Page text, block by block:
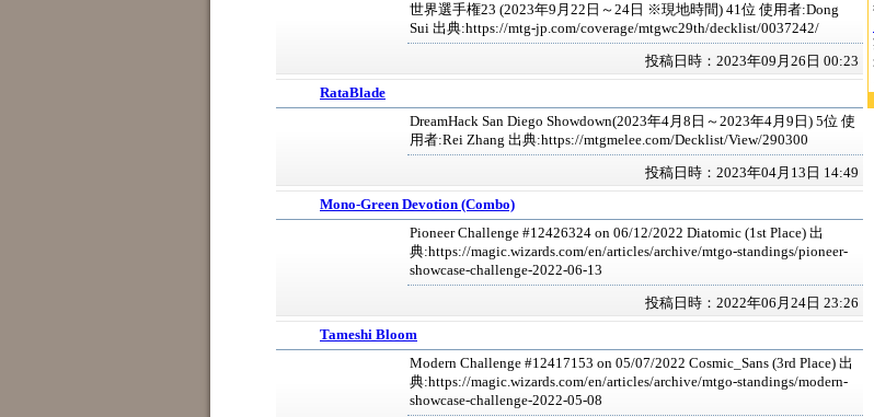
世界選手権23 (2023年9月22日～24日 ※現地時間) 41位 使用者:Dong
Sui 出典:https://mtg-jp.com/coverage/mtgwc29th/decklist/0037242/
投稿日時：2023年09月26日 00:23
RataBlade
DreamHack San Diego Showdown(2023年4月8日～2023年4月9日) 5位 使
用者:Rei Zhang 出典:https://mtgmelee.com/Decklist/View/290300
投稿日時：2023年04月13日 14:49
Mono-Green Devotion (Combo)
Pioneer Challenge #12426324 on 06/12/2022 Diatomic (1st Place) 出
典:https://magic.wizards.com/en/articles/archive/mtgo-standings/pioneer-
showcase-challenge-2022-06-13
投稿日時：2022年06月24日 23:26
Tameshi Bloom
Modern Challenge #12417153 on 05/07/2022 Cosmic_Sans (3rd Place) 出
典:https://magic.wizards.com/en/articles/archive/mtgo-standings/modern-
showcase-challenge-2022-05-08